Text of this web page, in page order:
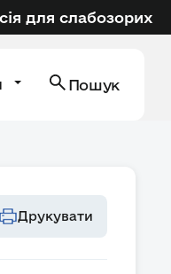
для слабозорих
Пошук
Друкувати